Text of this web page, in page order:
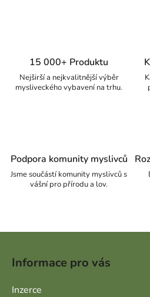
15 000+ Produktu
Nejširší a nejkvalitnější výběr
mysliveckého vybavení na trhu.
Podpora komunity myslivců
Jsme součástí komunity myslivců s
vášní pro přírodu a lov.
Informace pro vás
Inzerce